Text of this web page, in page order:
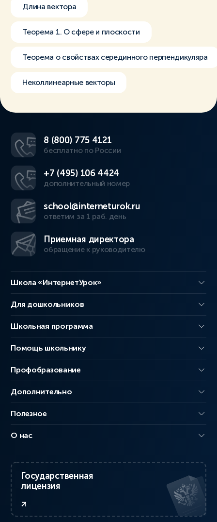
Длина вектора
Теорема 1. О сфере и плоскости
Теорема о свойствах серединного перпендикуляра
Неколлинеарные векторы
8 (800) 775 4121
бесплатно по России
+7 (495) 106 4424
дополнительный номер
school@interneturok.ru
ответим за 1 раб. день
Приемная директора
обращение к руководителю
Школа «ИнтернетУрок»
Для дошкольников
Школьная программа
Помощь школьнику
Профобразование
Дополнительно
Полезное
О нас
Государственная
лицензия